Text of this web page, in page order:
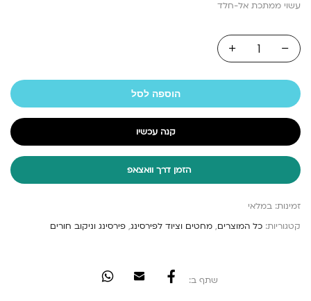
עשוי ממתכת אל-חלד
הוספה לסל
קנה עכשיו
הזמן דרך וואצאפ
זמינות: במלאי
קטגוריות: כל המוצרים, מחטים וציוד לפירסינג, פירסינג וניקוב חורים
שתף ב: